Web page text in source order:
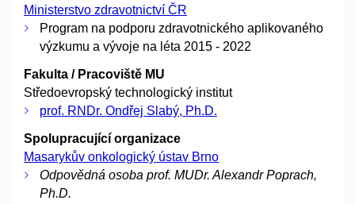
Ministerstvo zdravotnictví ČR
Program na podporu zdravotnického aplikovaného
výzkumu a vývoje na léta 2015 - 2022
Fakulta / Pracoviště MU
Středoevropský technologický institut
prof. RNDr. Ondřej Slabý, Ph.D.
Spolupracující organizace
Masarykův onkologický ústav Brno
Odpovědná osoba prof. MUDr. Alexandr Poprach,
Ph.D.